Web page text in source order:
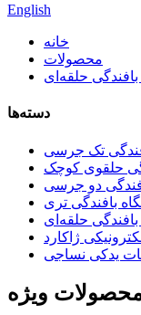
English
خانه
محصولات
حلقه‌ای
دسته‌ها
تک جرسی
حلقوی کوچک
دو جرسی
بافندگی تری
حلقه‌ای
ژاکارد
یدکی نساجی
ویژه